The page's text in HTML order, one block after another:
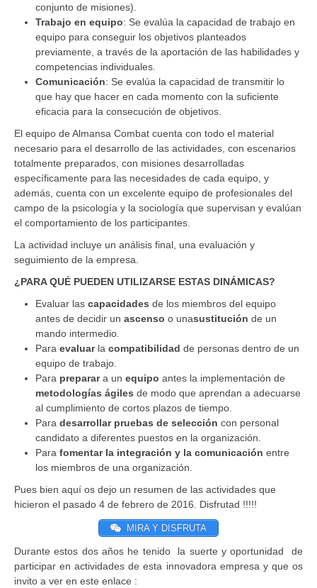
conjunto de misiones).
Trabajo en equipo: Se evalúa la capacidad de trabajo en
equipo para conseguir los objetivos planteados
previamente, a través de la aportación de las habilidades y
competencias individuales.
Comunicación: Se evalúa la capacidad de transmitir lo
que hay que hacer en cada momento con la suficiente
eficacia para la consecución de objetivos.
El equipo de Almansa Combat cuenta con todo el material
necesario para el desarrollo de las actividades, con escenarios
totalmente preparados, con misiones desarrolladas
específicamente para las necesidades de cada equipo, y
además, cuenta con un excelente equipo de profesionales del
campo de la psicología y la sociología que supervisan y evalúan
el comportamiento de los participantes.
La actividad incluye un análisis final, una evaluación y
seguimiento de la empresa.
¿PARA QUÉ PUEDEN UTILIZARSE ESTAS DINÁMICAS?
Evaluar las capacidades de los miembros del equipo
antes de decidir un ascenso o unasustitución de un
mando intermedio.
Para evaluarla compatibilidad de personas dentro de un
equipo de trabajo.
Para preparara un equipo antes la implementación de
metodologías ágiles de modo que aprendan a adecuarse
al cumplimiento de cortos plazos de tiempo.
Para desarrollar pruebas de selección con personal
candidato a diferentes puestos en la organización.
Para fomentar la integración y la comunicación entre
los miembros de una organización.
Pues bien aquí os dejo un resumen de las actividades que
hicieron el pasado 4 de febrero de 2016. Disfrutad !!!!!
MIRA Y DISFRUTA
Durante estos dos años he tenido la suerte y oportunidad de
participar en actividades de esta innovadora empresa y que os
invito a ver en este enlace :